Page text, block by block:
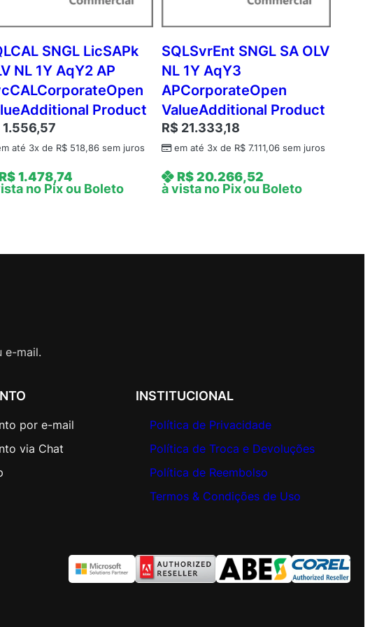
SNGL LicSAPk
NL 1Y AqY2 AP
Product
1.556,57
até 3x de R$ 518,86 sem juros
1.478,74
no Pix ou Boleto
SQLSvrEnt SNGL SA OLV
NL 1Y AqY3
APCorporateOpen
ValueAdditional Product
R$ 21.333,18
em até 3x de R$7.111,06sem juros
R$20.266,52
à vista no Pix ou Boleto
e-mail.
por e-mail
via Chat
INSTITUCIONAL
Política de Privacidade
Política de Troca e Devoluções
Política de Reembolso
Termos & Condições de Uso